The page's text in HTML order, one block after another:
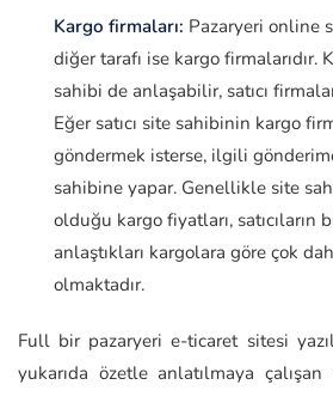
Kargo firmaları: Pazaryeri online
diğer tarafı ise kargo firmalarıdır.
sahibi de anlaşabilir, satıcı
Eğer satıcı site sahibinin kargo
göndermek isterse, ilgili
sahibine yapar. Genellikle site
olduğu kargo fiyatları, satıcıların
anlaştıkları kargolara göre çok
olmaktadır.
Full bir pazaryeri e-ticaret sitesi
yukarıda özetle anlatılmaya